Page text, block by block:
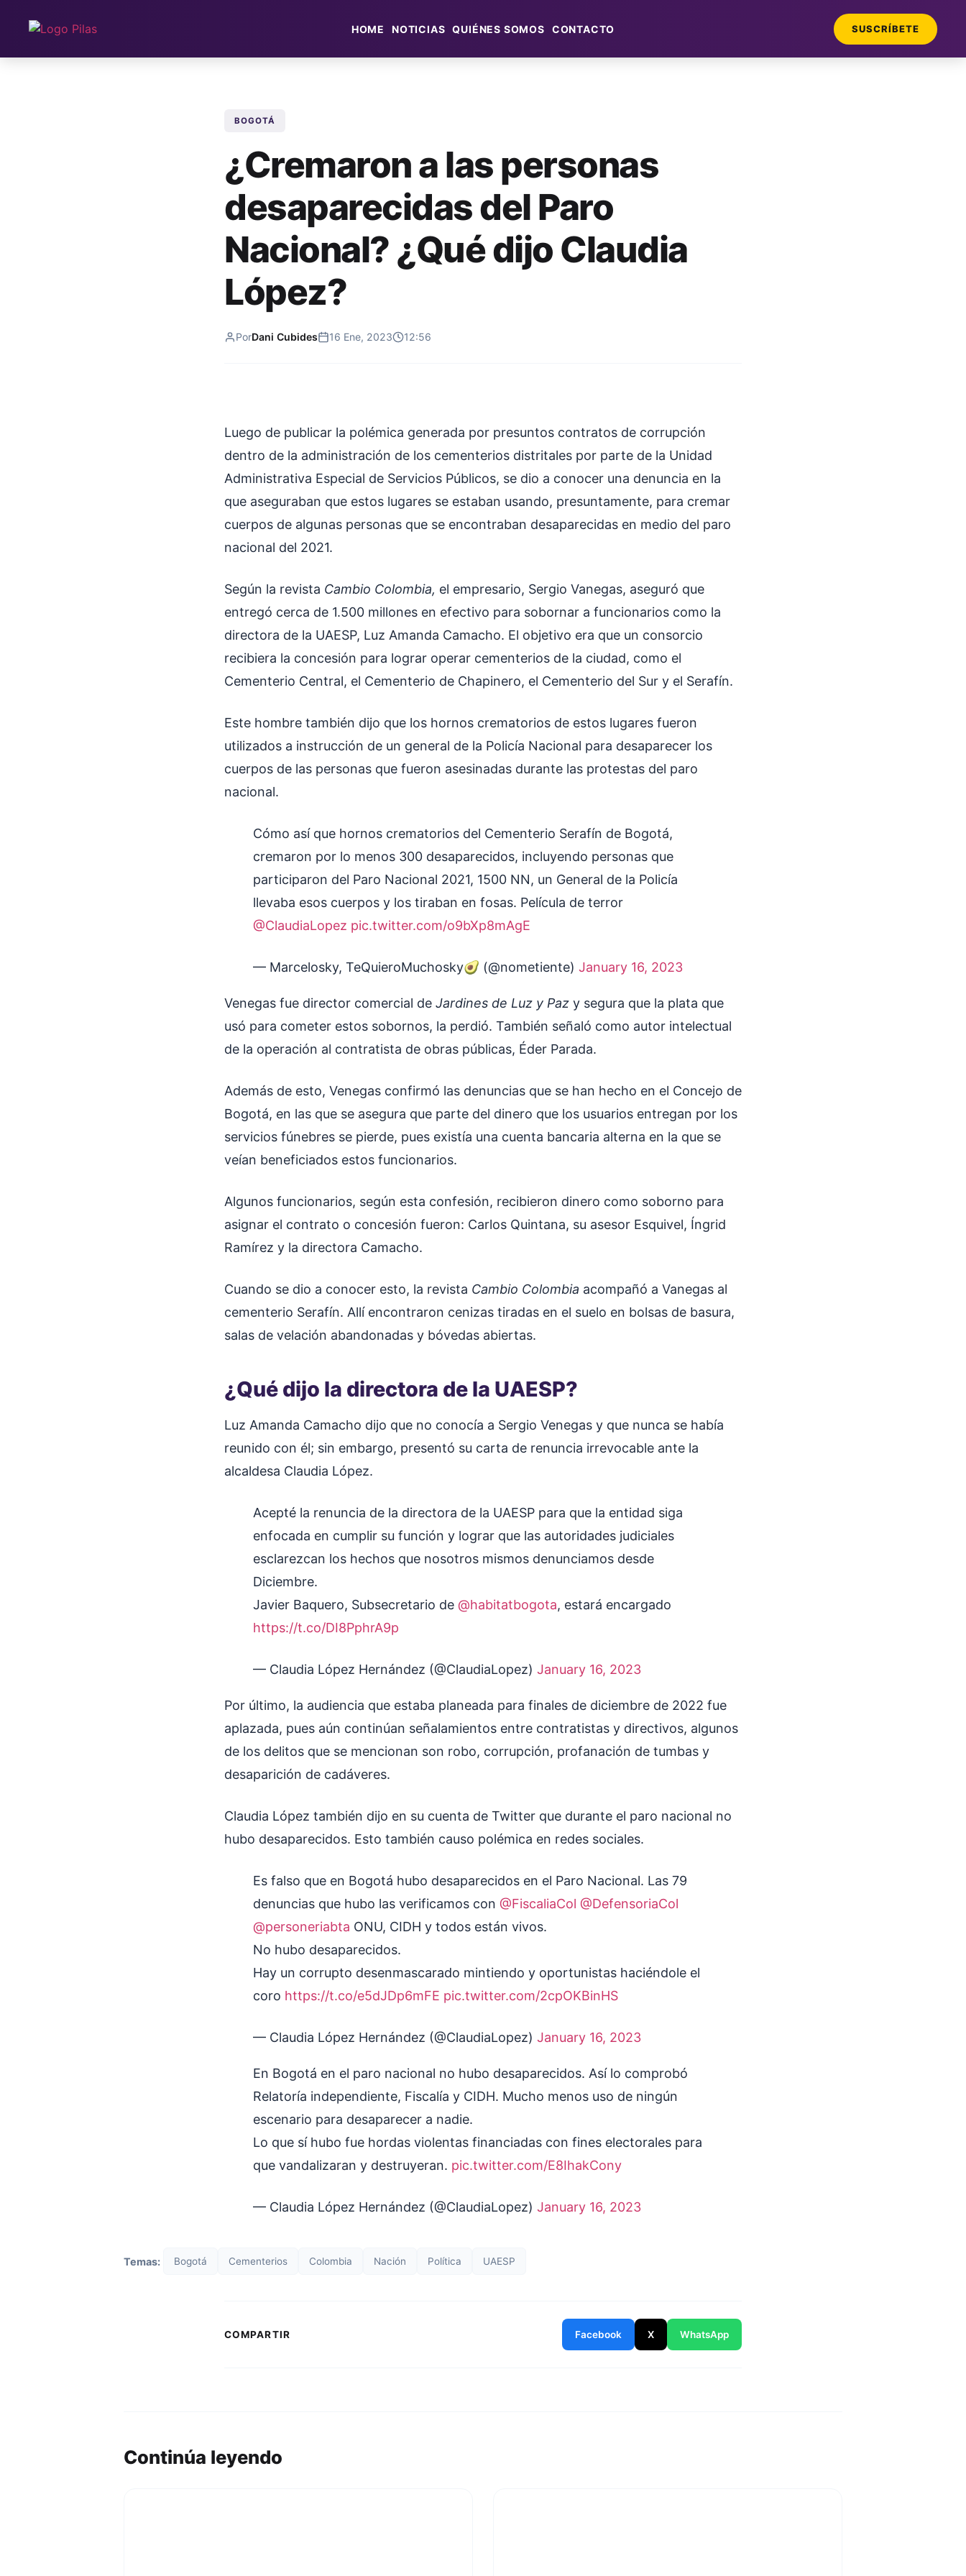
HOME NOTICIAS QUIÉNES SOMOS CONTACTO SUSCRÍBETE
BOGOTÁ
¿Cremaron a las personas
desaparecidas del Paro
Nacional? ¿Qué dijo Claudia
López?
PorDani Cubides 16 Ene, 2023 12:56
Luego de publicar la polémica generada por presuntos contratos de corrupción
dentro de la administración de los cementerios distritales por parte de la Unidad
Administrativa Especial de Servicios Públicos, se dio a conocer una denuncia en la
que aseguraban que estos lugares se estaban usando, presuntamente, para cremar
cuerpos de algunas personas que se encontraban desaparecidas en medio del paro
nacional del 2021.
Según la revista Cambio Colombia, el empresario, Sergio Vanegas, aseguró que
entregó cerca de 1.500 millones en efectivo para sobornar a funcionarios como la
directora de la UAESP, Luz Amanda Camacho. El objetivo era que un consorcio
recibiera la concesión para lograr operar cementerios de la ciudad, como el
Cementerio Central, el Cementerio de Chapinero, el Cementerio del Sur y el Serafín.
Este hombre también dijo que los hornos crematorios de estos lugares fueron
utilizados a instrucción de un general de la Policía Nacional para desaparecer los
cuerpos de las personas que fueron asesinadas durante las protestas del paro
nacional.
Cómo así que hornos crematorios del Cementerio Serafín de Bogotá,
cremaron por lo menos 300 desaparecidos, incluyendo personas que
participaron del Paro Nacional 2021, 1500 NN, un General de la Policía
llevaba esos cuerpos y los tiraban en fosas. Película de terror
@ClaudiaLopez pic.twitter.com/o9bXp8mAgE
— Marcelosky, TeQuieroMuchosky🥑 (@nometiente) January 16, 2023
Venegas fue director comercial de Jardines de Luz y Paz y segura que la plata que
usó para cometer estos sobornos, la perdió. También señaló como autor intelectual
de la operación al contratista de obras públicas, Éder Parada.
Además de esto, Venegas confirmó las denuncias que se han hecho en el Concejo de
Bogotá, en las que se asegura que parte del dinero que los usuarios entregan por los
servicios fúnebres se pierde, pues existía una cuenta bancaria alterna en la que se
veían beneficiados estos funcionarios.
Algunos funcionarios, según esta confesión, recibieron dinero como soborno para
asignar el contrato o concesión fueron: Carlos Quintana, su asesor Esquivel, Íngrid
Ramírez y la directora Camacho.
Cuando se dio a conocer esto, la revista Cambio Colombia acompañó a Vanegas al
cementerio Serafín. Allí encontraron cenizas tiradas en el suelo en bolsas de basura,
salas de velación abandonadas y bóvedas abiertas.
¿Qué dijo la directora de la UAESP?
Luz Amanda Camacho dijo que no conocía a Sergio Venegas y que nunca se había
reunido con él; sin embargo, presentó su carta de renuncia irrevocable ante la
alcaldesa Claudia López.
Acepté la renuncia de la directora de la UAESP para que la entidad siga
enfocada en cumplir su función y lograr que las autoridades judiciales
esclarezcan los hechos que nosotros mismos denunciamos desde
Diciembre.
Javier Baquero, Subsecretario de @habitatbogota, estará encargado
https://t.co/DI8PphrA9p
— Claudia López Hernández (@ClaudiaLopez) January 16, 2023
Por último, la audiencia que estaba planeada para finales de diciembre de 2022 fue
aplazada, pues aún continúan señalamientos entre contratistas y directivos, algunos
de los delitos que se mencionan son robo, corrupción, profanación de tumbas y
desaparición de cadáveres.
Claudia López también dijo en su cuenta de Twitter que durante el paro nacional no
hubo desaparecidos. Esto también causo polémica en redes sociales.
Es falso que en Bogotá hubo desaparecidos en el Paro Nacional. Las 79
denuncias que hubo las verificamos con @FiscaliaCol @DefensoriaCol
@personeriabta ONU, CIDH y todos están vivos.
No hubo desaparecidos.
Hay un corrupto desenmascarado mintiendo y oportunistas haciéndole el
coro https://t.co/e5dJDp6mFE pic.twitter.com/2cpOKBinHS
— Claudia López Hernández (@ClaudiaLopez) January 16, 2023
En Bogotá en el paro nacional no hubo desaparecidos. Así lo comprobó
Relatoría independiente, Fiscalía y CIDH. Mucho menos uso de ningún
escenario para desaparecer a nadie.
Lo que sí hubo fue hordas violentas financiadas con fines electorales para
que vandalizaran y destruyeran. pic.twitter.com/E8IhakCony
— Claudia López Hernández (@ClaudiaLopez) January 16, 2023
Temas: Bogotá Cementerios Colombia Nación Política UAESP
COMPARTIR Facebook X WhatsApp
Continúa leyendo